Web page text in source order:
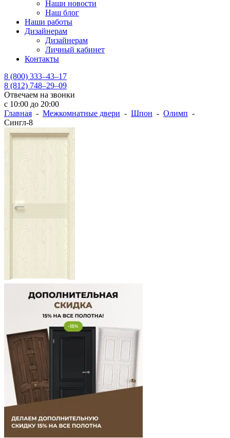
Наши новости
Наш блог
Наши работы
Дизайнерам
Дизайнерам
Личный кабинет
Контакты
8 (800) 333–43–17
8 (812) 748–29–09
Отвечаем на звонки
с 10:00 до 20:00
Главная - Межкомнатные двери - Шпон - Олимп -
Сингл-8